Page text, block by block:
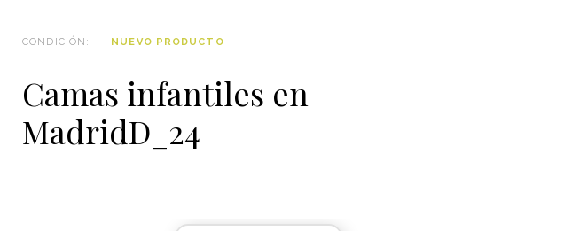
CONDICIÓN: NUEVO PRODUCTO
Camas infantiles en
MadridD_24